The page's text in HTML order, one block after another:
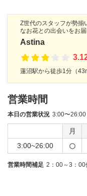
Z世代のスタッフが勢揃
なお花との出会いをお届
Astina
蓮沼駅から徒歩1分（
営業時間
本日の営業状況 3:00〜26:00
月
3:00~26:00
営業時間補足 2：00～3：00